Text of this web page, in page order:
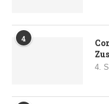
4
4.